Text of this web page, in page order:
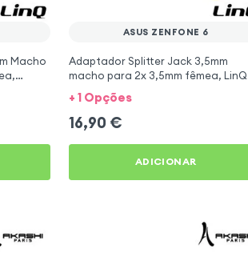
Macho
ASUS ZENFONE 6
Adaptador Splitter Jack 3,5mm
macho para 2x 3,5mm fêmea, LinQ
para Asus ZenFone 6
+ 1 Opções
16,90 €
ADICIONAR